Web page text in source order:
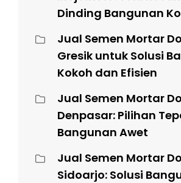
Dinding Bangunan
Jual Semen Mortar
Gresik untuk Solusi
Kokoh dan Efisien
Jual Semen Mortar
Denpasar: Pilihan
Bangunan Awet
Jual Semen Mortar
Sidoarjo: Solusi